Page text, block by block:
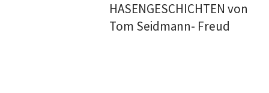
HASENGESCHICHTEN von
Tom Seidmann- Freud